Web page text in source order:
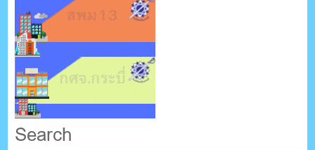
Search